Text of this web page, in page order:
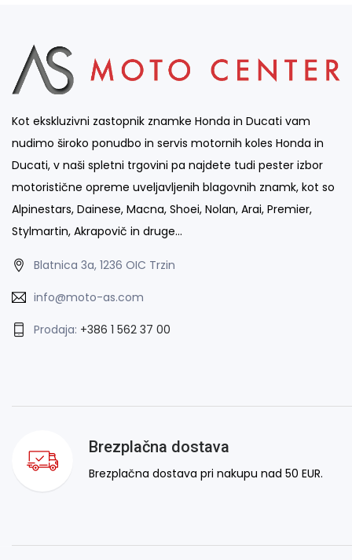
Kot ekskluzivni zastopnik znamke Honda in Ducati vam
nudimo široko ponudbo in servis motornih koles Honda in
Ducati, v naši spletni trgovini pa najdete tudi pester izbor
motoristične opreme uveljavljenih blagovnih znamk, kot so
Alpinestars, Dainese, Macna, Shoei, Nolan, Arai, Premier,
Stylmartin, Akrapovič in druge…
Blatnica 3a, 1236 OIC Trzin
info@moto-as.com
Prodaja: +386 1 562 37 00
Brezplačna dostava
Brezplačna dostava pri nakupu nad 50 EUR.